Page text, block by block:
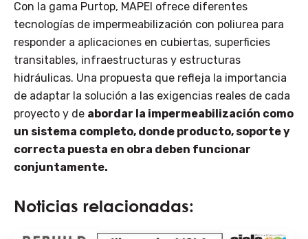
Con la gama Purtop, MAPEI ofrece diferentes
tecnologías de impermeabilización con poliurea para
responder a aplicaciones en cubiertas, superficies
transitables, infraestructuras y estructuras
hidráulicas. Una propuesta que refleja la importancia
de adaptar la solución a las exigencias reales de cada
proyecto y de abordar la impermeabilización como
un sistema completo, donde producto, soporte y
correcta puesta en obra deben funcionar
conjuntamente.
Noticias relacionadas: